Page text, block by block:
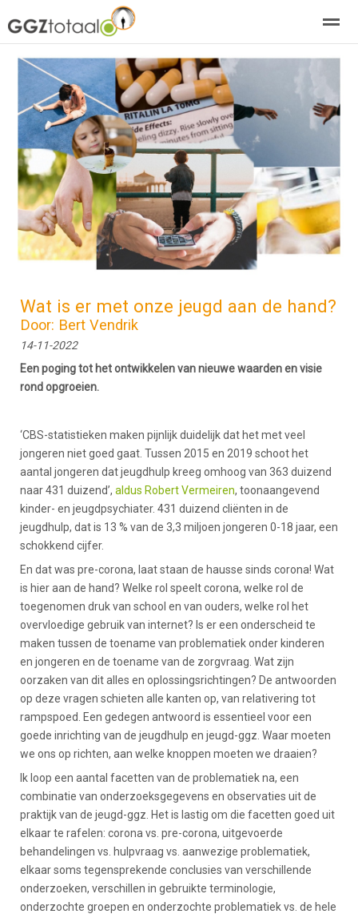
over GGZTotaal abonneren agenda
Home Nieuws Zoeken
Wat is er met onze jeugd aan de hand?
Door: Bert Vendrik
14-11-2022
Een poging tot het ontwikkelen van nieuwe waarden en visie
rond opgroeien.
‘CBS-statistieken maken pijnlijk duidelijk dat het met veel
jongeren niet goed gaat. Tussen 2015 en 2019 schoot het
aantal jongeren dat jeugdhulp kreeg omhoog van 363 duizend
naar 431 duizend’, aldus Robert Vermeiren, toonaangevend
kinder- en jeugdpsychiater. 431 duizend cliënten in de
jeugdhulp, dat is 13 % van de 3,3 miljoen jongeren 0-18 jaar, een
schokkend cijfer.
En dat was pre-corona, laat staan de hausse sinds corona! Wat
is hier aan de hand? Welke rol speelt corona, welke rol de
toegenomen druk van school en van ouders, welke rol het
overvloedige gebruik van internet? Is er een onderscheid te
maken tussen de toename van problematiek onder kinderen
en jongeren en de toename van de zorgvraag. Wat zijn
oorzaken van dit alles en oplossingsrichtingen? De antwoorden
op deze vragen schieten alle kanten op, van relativering tot
rampspoed. Een gedegen antwoord is essentieel voor een
goede inrichting van de jeugdhulp en jeugd-ggz. Waar moeten
we ons op richten, aan welke knoppen moeten we draaien?
Ik loop een aantal facetten van de problematiek na, een
combinatie van onderzoeksgegevens en observaties uit de
praktijk van de jeugd-ggz. Het is lastig om die facetten goed uit
elkaar te rafelen: corona vs. pre-corona, uitgevoerde
behandelingen vs. hulpvraag vs. aanwezige problematiek,
elkaar soms tegensprekende conclusies van verschillende
onderzoeken, verschillen in gebruikte terminologie,
onderzochte groepen en onderzochte problematiek vs. de hele